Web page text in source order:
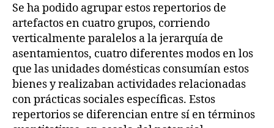
Se ha podido agrupar estos repertorios de
artefactos en cuatro grupos, corriendo
verticalmente paralelos a la jerarquía de
asentamientos, cuatro diferentes modos en los
que las unidades domésticas consumían estos
bienes y realizaban actividades relacionadas
con prácticas sociales específicas. Estos
repertorios se diferencian entre sí en términos